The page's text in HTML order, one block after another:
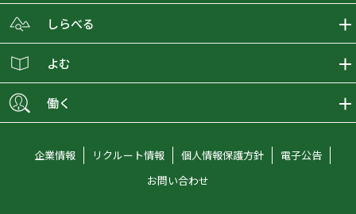
取り扱いブランド一覧
ショップブログ
会員募集
おとな女子登山部
グラビティリサーチ
しらべる
登山レポート
オンラインコンシェルジュ
よむ
好日山荘マガジン
働く
企業情報 リクルート情報 個人情報保護方針
電子公告
お問い合わせ